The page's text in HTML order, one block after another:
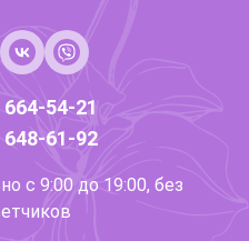
54-21
61-92
с 9:00 до 19:00, без